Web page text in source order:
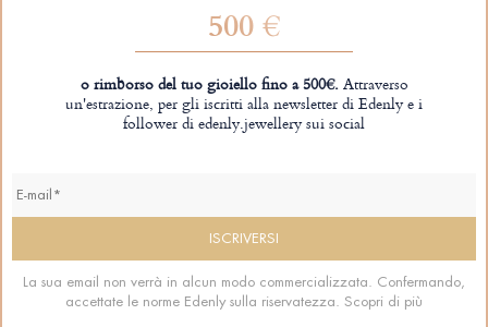
500 €
o rimborso del tuo gioiello fino a 500€.Attraverso
un'estrazione, per gli iscritti alla newsletter di Edenly e i
follower di edenly.jewellery sui social
La sua email non verrà in alcun modo commercializzata. Confermando,
accettate le norme Edenly sulla riservatezza. Scopri di più